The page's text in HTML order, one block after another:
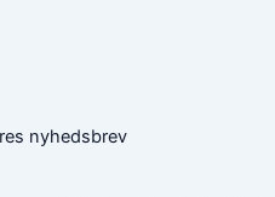
nyhedsbrev